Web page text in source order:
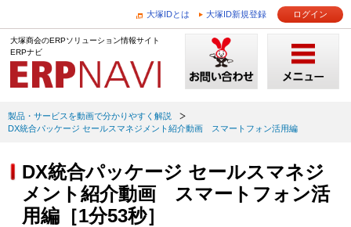
大塚IDとは 大塚ID新規登録 ログイン
大塚商会のERPソリューション情報サイト
ERPナビ
製品・サービスを動画で分かりやすく解説
DX統合パッケージ セールスマネジメント紹介動画 スマートフォン活用編
DX統合パッケージ セールスマネジ
メント紹介動画 スマートフォン活
用編［1分53秒］